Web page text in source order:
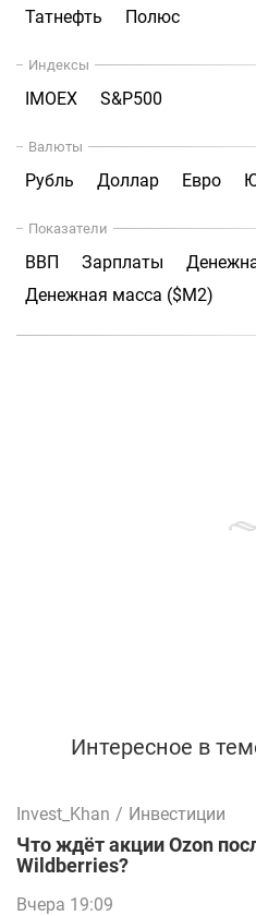
Татнефть
Полюс
Индексы
IMOEX S&P500
Валюты
Рубль Доллар Евро
Показатели
ВВП Зарплаты
Денежная масса ($М2)
Интересное в
Invest_Khan / Инвестиции
Что ждёт акции Ozon
Wildberries?
Вчера 19:09